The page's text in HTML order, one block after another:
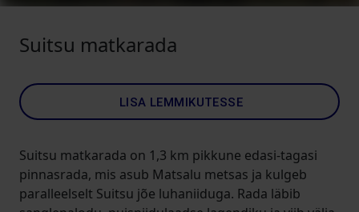
Suitsu matkarada
LISA LEMMIKUTESSE
Suitsu matkarada on 1,3 km pikkune edasi-tagasi
pinnasrada, mis asub Matsalu metsas ja kulgeb
paralleelselt Suitsu jõe luhaniiduga. Rada läbib